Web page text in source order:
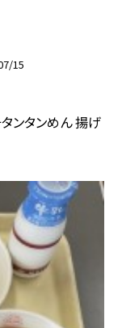
15
ンタンめん 揚げ